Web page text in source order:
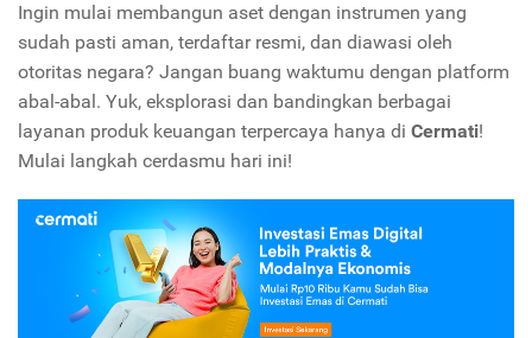
Ingin mulai membangun aset dengan instrumen yang
sudah pasti aman, terdaftar resmi, dan diawasi oleh
otoritas negara? Jangan buang waktumu dengan platform
abal-abal. Yuk, eksplorasi dan bandingkan berbagai
layanan produk keuangan terpercaya hanya di Cermati!
Mulai langkah cerdasmu hari ini!